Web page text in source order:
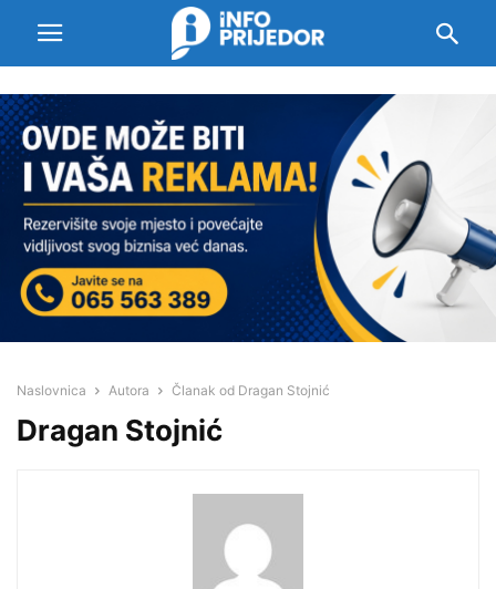
Naslovnica Autora Članak od Dragan Stojnić
Dragan Stojnić